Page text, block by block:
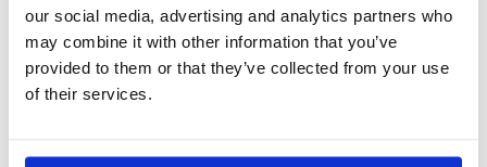
our social media, advertising and analytics partners who
may combine it with other information that you’ve
provided to them or that they’ve collected from your use
of their services.
industriellen Lebenszyklus ihrer Anlagen. Unsere
langjährige Erfahrung im Nuklearsektor, unsere
vielfältigen technischen und Projektmanagement-